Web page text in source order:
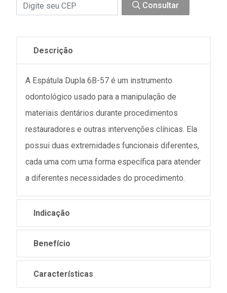
Consultar
Descrição
A Espátula Dupla 6B-57 é um instrumento
odontológico usado para a manipulação de
materiais dentários durante procedimentos
restauradores e outras intervenções clínicas. Ela
possui duas extremidades funcionais diferentes,
cada uma com uma forma específica para atender
a diferentes necessidades do procedimento.
Indicação
Benefício
Características